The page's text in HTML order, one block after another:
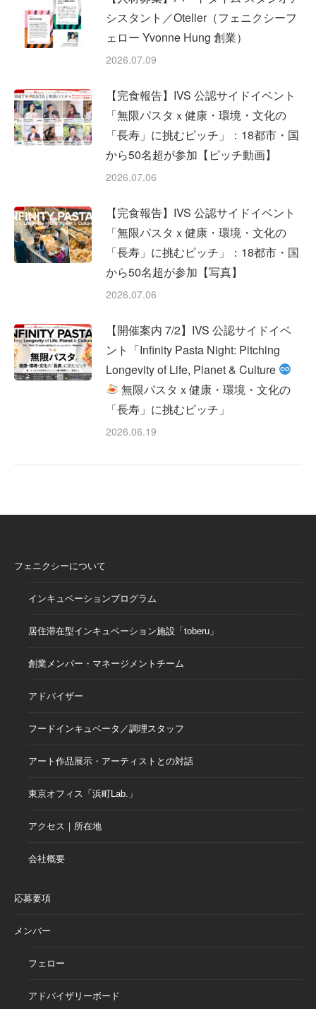
シスタント／Otelier（フェニクシーフ
ェロー Yvonne Hung 創業）
2026.07.09
【完食報告】IVS 公認サイドイベント
「無限パスタｘ健康・環境・文化の
「長寿」に挑むピッチ」：18都市・国
から50名超が参加【ピッチ動画】
2026.07.06
【完食報告】IVS 公認サイドイベント
「無限パスタｘ健康・環境・文化の
「長寿」に挑むピッチ」：18都市・国
から50名超が参加【写真】
2026.07.06
【開催案内 7/2】IVS 公認サイドイベ
ント「Infinity Pasta Night: Pitching
Longevity of Life, Planet & Culture
無限パスタｘ健康・環境・文化の
「長寿」に挑むピッチ」
2026.06.19
フェニクシーについて
インキュベーションプログラム
居住滞在型インキュベーション施設「toberu」
創業メンバー・マネージメントチーム
アドバイザー
フードインキュベータ／調理スタッフ
アート作品展示・アーティストとの対話
東京オフィス「浜町Lab.」
アクセス｜所在地
会社概要
応募要項
メンバー
フェロー
アドバイザリーボード